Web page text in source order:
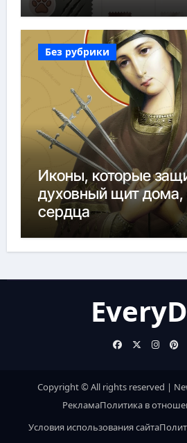
Без рубрики
Иконы, которые
духовный щит дома,
сердца
Copyright © All rights reserved |
РекламаПолитика в
Условия использования сайта